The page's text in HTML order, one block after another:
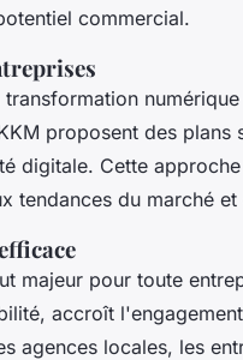
commercial.
proposent des plans
digitale. Cette
tendances du marché et
majeur pour toute
accroît
agences locales, les